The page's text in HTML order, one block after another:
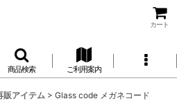
カート
商品検索 ご利用案内
アイテム > Glass code メガネコード